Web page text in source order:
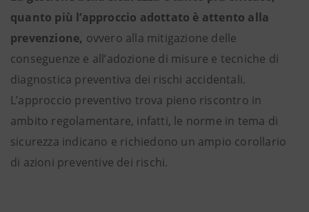
quanto più l’approccio adottato è attento alla
prevenzione, ovvero alla mitigazione delle
conseguenze e all’adozione di misure e tecniche di
diagnostica preventiva dei rischi accidentali.
L’approccio preventivo trova pieno riscontro in
ambito regolamentare, infatti, le norme in tema di
sicurezza indicano e richiedono un ampio corollario
di azioni preventive dei rischi.